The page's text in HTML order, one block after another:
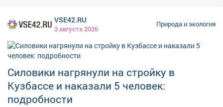
VSE42.RU
3 августа 2026
Природа и экология
Силовики нагрянули на стройку в
Кузбассе и наказали 5 человек:
подробности